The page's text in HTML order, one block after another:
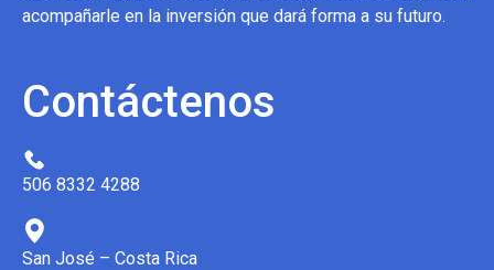
acompañarle en la inversión que dará forma a su futuro.
Contáctenos
506 8332 4288
San José – Costa Rica